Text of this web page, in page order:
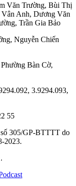
Văn Trường, Bùi Thị
Anh, Dương Văn
, Trần Gia Bảo
, Nguyễn Chiến
Bàn Cờ,
3.9294.093,
55
305/GP-BTTTT do
2023.